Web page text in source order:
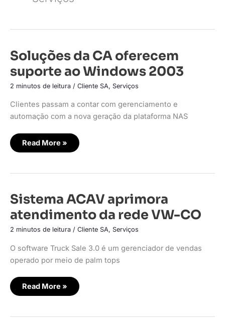
Soluções da CA oferecem
suporte ao Windows 2003
2 minutos de leitura / Cliente SA, Serviços
Clientes passam a contar com gerenciamento e
automação com a nova geração da plataforma NAS
Soluções
da
oferecem
suporte
ao
2003
Read More »
Sistema ACAV aprimora
atendimento da rede VW-CO
2 minutos de leitura / Cliente SA, Serviços
O software Truck Sale 3.0 é um gerenciador de vendas
operado por meio de palm tops
Sistema
ACAV
aprimora
atendimento
da
rede
CO
Read More »